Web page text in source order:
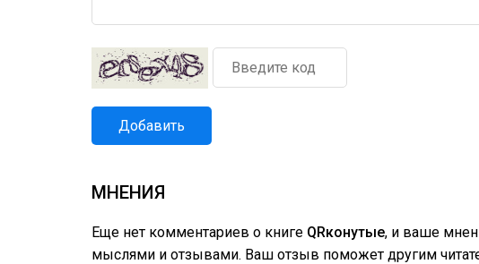
Добавить
МНЕНИЯ
Еще нет комментариев о книге QRконутые, и ваше
мыслями и отзывами. Ваш отзыв поможет другим